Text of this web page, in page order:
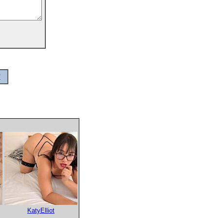
KatyElliot